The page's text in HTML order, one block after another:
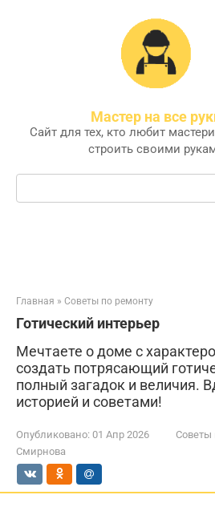
Мастер на все
Сайт для тех, кто любит
строить своими
Поиск:
Главная » Советы по ремонту
Готический интерьер
Мечтаете о доме с
создать потрясающий
полный загадок и величия.
историей и советами!
Опубликовано: 01 Апр 2026 Советы
Смирнова